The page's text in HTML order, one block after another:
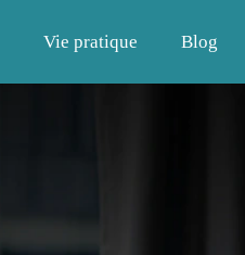
Vie pratique Blog